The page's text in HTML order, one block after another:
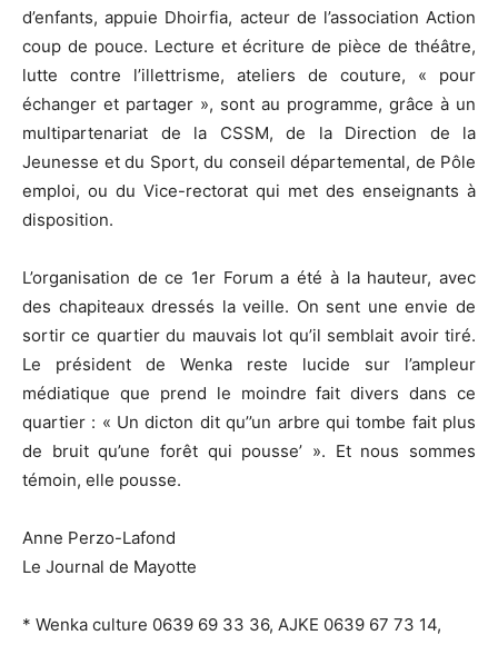
d’enfants, appuie Dhoirfia, acteur de l’association Action
coup de pouce. Lecture et écriture de pièce de théâtre,
lutte contre l’illettrisme, ateliers de couture, « pour
échanger et partager », sont au programme, grâce à un
multipartenariat de la CSSM, de la Direction de la
Jeunesse et du Sport, du conseil départemental, de Pôle
emploi, ou du Vice-rectorat qui met des enseignants à
disposition.
L’organisation de ce 1er Forum a été à la hauteur, avec
des chapiteaux dressés la veille. On sent une envie de
sortir ce quartier du mauvais lot qu’il semblait avoir tiré.
Le président de Wenka reste lucide sur l’ampleur
médiatique que prend le moindre fait divers dans ce
quartier : « Un dicton dit qu’’un arbre qui tombe fait plus
de bruit qu’une forêt qui pousse’ ». Et nous sommes
témoin, elle pousse.
Anne Perzo-Lafond
Le Journal de Mayotte
* Wenka culture 0639 69 33 36, AJKE 0639 67 73 14,